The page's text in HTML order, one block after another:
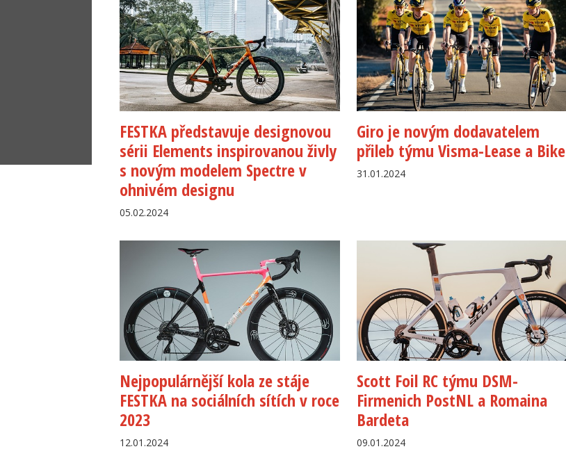
FESTKA představuje designovou
sérii Elements inspirovanou živly
s novým modelem Spectre v
ohnivém designu
05.02.2024
Giro je novým dodavatelem
přileb týmu Visma-Lease a Bike
31.01.2024
Nejpopulárnější kola ze stáje
FESTKA na sociálních sítích v roce
2023
12.01.2024
Scott Foil RC týmu DSM-
Firmenich PostNL a Romaina
Bardeta
09.01.2024